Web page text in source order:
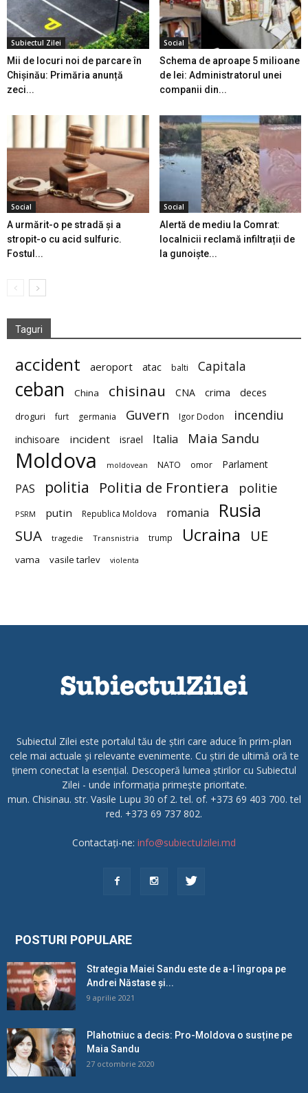
Subiectul Zilei
Mii de locuri noi de parcare în
Chișinău: Primăria anunță
zeci...
Social
Schema de aproape 5 milioane
de lei: Administratorul unei
companii din...
Social
A urmărit-o pe stradă și a
stropit-o cu acid sulfuric.
Fostul...
Social
Alertă de mediu la Comrat:
localnicii reclamă infiltrații de
la gunoiște...
Taguri
accident aeroport atac balti Capitala
ceban China chisinau CNA crima deces
droguri furt germania Guvern Igor Dodon incendiu
inchisoare incident israel Italia Maia Sandu
Moldova moldovean NATO omor Parlament
PAS politia Politia de Frontiera politie
PSRM putin Republica Moldova romania Rusia
SUA tragedie Transnistria trump Ucraina UE
vama vasile tarlev violenta
Subiectul Zilei este portalul tău de știri care aduce în prim-plan
cele mai actuale și relevante evenimente. Cu știri de ultimă oră te
ținem conectat la esențial. Descoperă lumea știrilor cu Subiectul
Zilei - unde informația primește prioritate.
mun. Chisinau. str. Vasile Lupu 30 of 2. tel. of. +373 69 403 700. tel
red. +373 69 737 802.
Contactați-ne: info@subiectulzilei.md
POSTURI POPULARE
Strategia Maiei Sandu este de a-l îngropa pe
Andrei Năstase și...
9 aprilie 2021
Plahotniuc a decis: Pro-Moldova o susține pe
Maia Sandu
27 octombrie 2020